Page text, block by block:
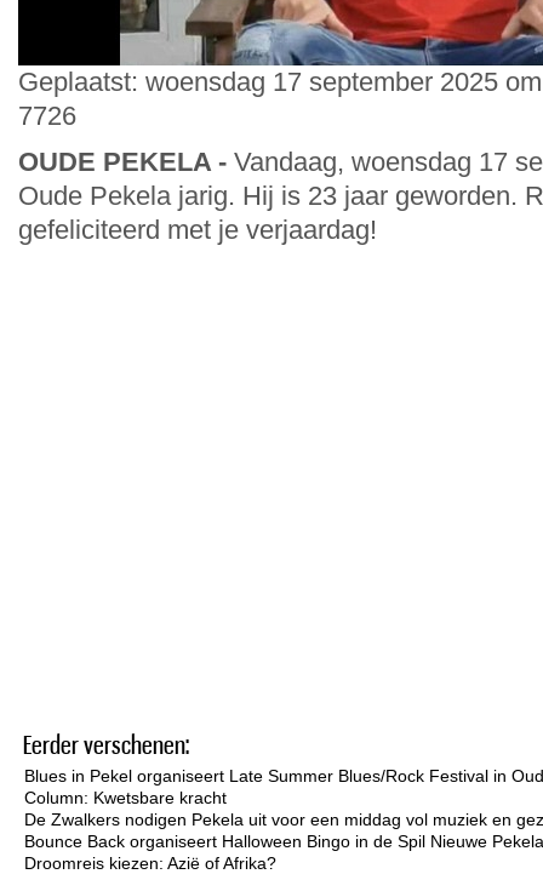
Geplaatst: woensdag 17 september 2025
7726
OUDE PEKELA - Vandaag, woensdag 17
Oude Pekela jarig. Hij is 23 jaar geworden.
gefeliciteerd met je verjaardag!
Eerder verschenen:
Blues in Pekel organiseert Late Summer Blues/Rock Festival in
Column: Kwetsbare kracht
De Zwalkers nodigen Pekela uit voor een middag vol muziek en
Bounce Back organiseert Halloween Bingo in de Spil Nieuwe Pekela
Droomreis kiezen: Azië of Afrika?